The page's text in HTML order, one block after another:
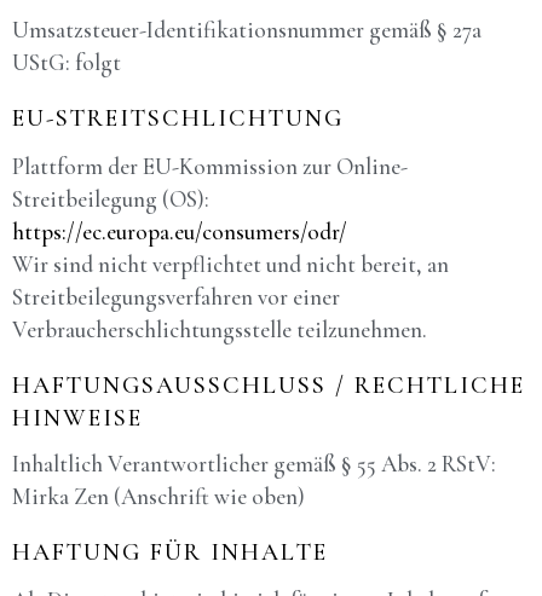
Umsatzsteuer-Identifikationsnummer gemäß § 27a
UStG: folgt
EU-STREITSCHLICHTUNG
Plattform der EU-Kommission zur Online-
Streitbeilegung (OS):
https://ec.europa.eu/consumers/odr/
Wir sind nicht verpflichtet und nicht bereit, an
Streitbeilegungsverfahren vor einer
Verbraucherschlichtungsstelle teilzunehmen.
HAFTUNGSAUSSCHLUSS / RECHTLICHE
HINWEISE
Inhaltlich Verantwortlicher gemäß § 55 Abs. 2 RStV:
Mirka Zen (Anschrift wie oben)
HAFTUNG FÜR INHALTE